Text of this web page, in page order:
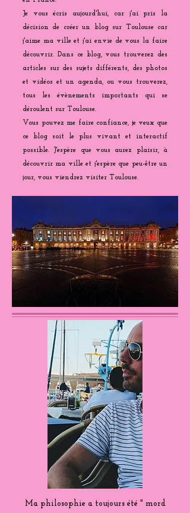
Je vous écris aujourd'hui, car j'ai pris la
décision de créer un blog sur Toulouse car
j'aime ma ville et j'ai envie de vous la faire
découvrir. Dans ce blog, vous trouverez des
articles sur des sujets différents, des photos
et vidéos et un agenda, ou vous trouverez,
tous les évènements importants qui se
déroulent sur Toulouse.
Vous pouvez me faire confiance, je veux que
ce blog soit le plus vivant et interactif
possible. J'espère que vous aurez plaisir, à
découvrir ma ville et j'espère que peu-être un
jour, vous viendrez visiter Toulouse.
Ma philosophie a toujours été " mord